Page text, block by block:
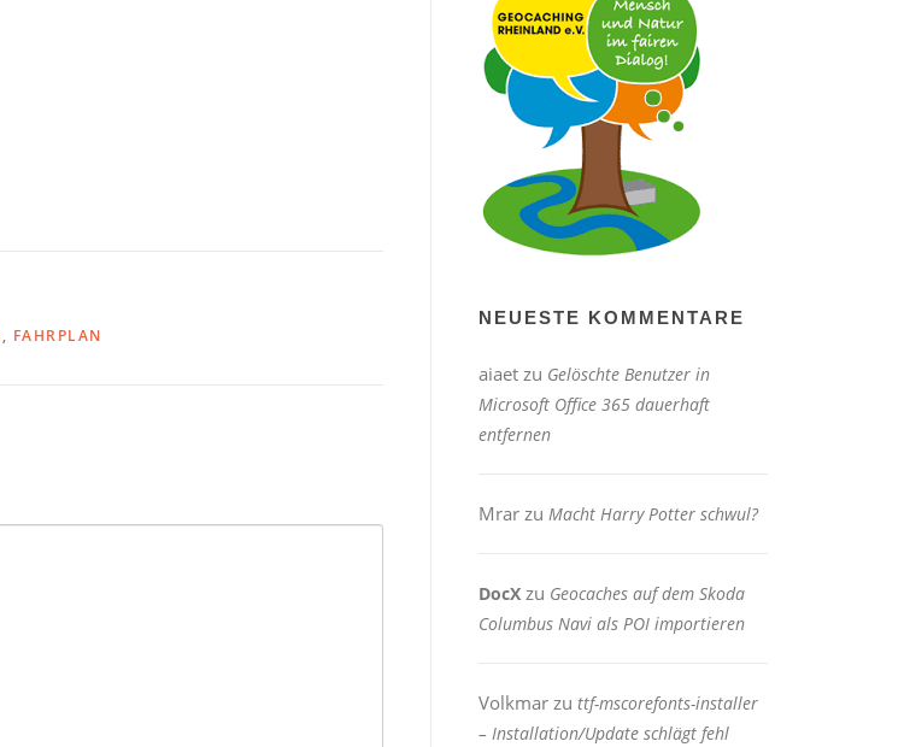
, FAHRPLAN
NEUESTE KOMMENTARE
aiaet zu Gelöschte Benutzer in
Microsoft Office 365 dauerhaft
entfernen
Mrar zu Macht Harry Potter schwul?
DocX zu Geocaches auf dem Skoda
Columbus Navi als POI importieren
Volkmar zu ttf-mscorefonts-installer
– Installation/Update schlägt fehl